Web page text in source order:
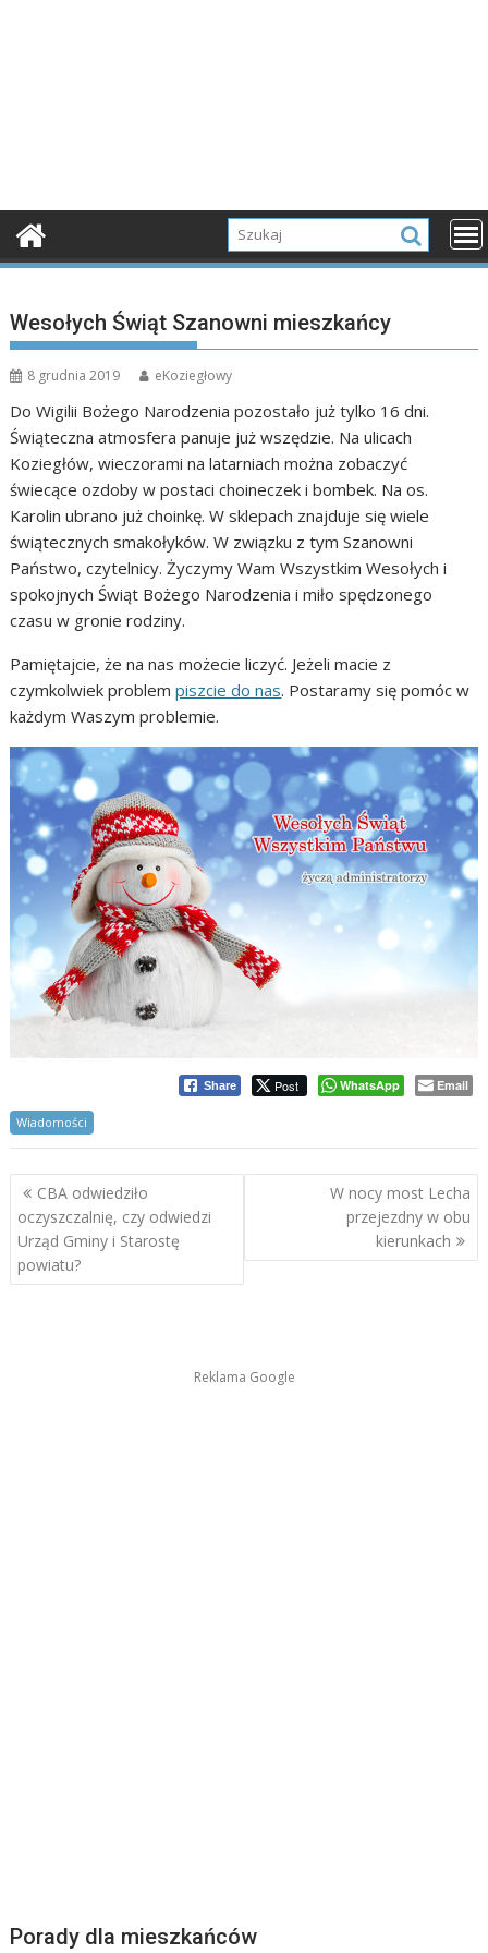
Wesołych Świąt Szanowni mieszkańcy
8 grudnia 2019 eKoziegłowy
Do Wigilii Bożego Narodzenia pozostało już tylko 16 dni.
Świąteczna atmosfera panuje już wszędzie. Na ulicach
Koziegłów, wieczorami na latarniach można zobaczyć
świecące ozdoby w postaci choineczek i bombek. Na os.
Karolin ubrano już choinkę. W sklepach znajduje się wiele
świątecznych smakołyków. W związku z tym Szanowni
Państwo, czytelnicy. Życzymy Wam Wszystkim Wesołych i
spokojnych Świąt Bożego Narodzenia i miło spędzonego
czasu w gronie rodziny.
Pamiętajcie, że na nas możecie liczyć. Jeżeli macie z
czymkolwiek problempiszcie do nas. Postaramy się pomóc w
każdym Waszym problemie.
Share Post WhatsApp Email
Wiadomości
Nawigacja
wpisu
CBA odwiedziło
oczyszczalnię, czy odwiedzi
Urząd Gminy i Starostę
powiatu?
W nocy most Lecha
przejezdny w obu
kierunkach
Reklama Google
Porady dla mieszkańców